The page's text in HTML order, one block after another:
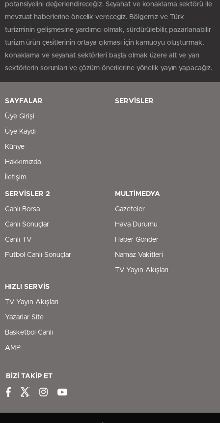
potansiyelini değerlendireceğiz. Seyahat ve konaklama sektörü ile
mevzuat haberlerine öncelik verecegiz. Bölgemiz ve Türk
turizminin gelişmesine yardımcı olmak, sürdürülebilir, pazarlanabilir
turizm ürün çesitlerinin ortaya çıkması için kamuoyu oluşturmak,
konaklama ve seyahat sektörleri başta olmak üzere alt ve yan
sektörlerin sorunları ve çözüm önerilerine yönelik yayın yapacağız.
SAYFALAR
Üye Girişi
Üye Kaydı
Künye
Hakkımızda
İletişim
SERVİSLER
SERVİSLER 2
Canlı Borsa
Canlı Sonuçlar
Canlı TV
Futbol Canlı Sonuçlar
MULTİMEDYA
Gazeteler
Hava Durumu
Haber Gönder
Namaz Vakitleri
TV Yayın Akışları
HIZLI SERVİS
TV Yayın Akışları
Yazarlar Site
Basketbol Canlı
AMP
BİZİ TAKİP ET